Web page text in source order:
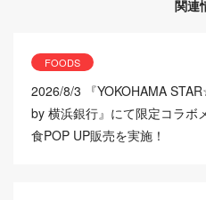
関連
FOODS
2026/8/3
『YOKOHAMA
by 横浜銀行』にて限定コラボ
食POP UP販売を実施！